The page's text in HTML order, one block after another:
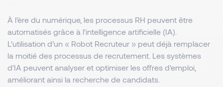
À l'ère du numérique, les processus RH peuvent être
automatisés grâce à l'intelligence artificielle (IA).
L'utilisation d’un « Robot Recruteur » peut déjà remplacer
la moitié des processus de recrutement. Les systèmes
d'IA peuvent analyser et optimiser les offres d'emploi,
améliorant ainsi la recherche de candidats.